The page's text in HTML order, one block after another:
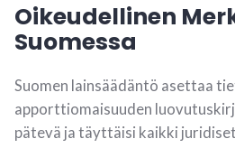
Oikeudellinen
Suomessa
Suomen lainsäädäntö asettaa
apporttiomaisuuden
pätevä ja täyttäisi kaikki